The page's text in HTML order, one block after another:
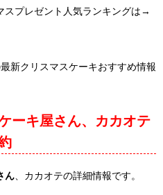
スプレゼント人気ランキングは→
新クリスマスケーキおすすめ情報
ーキ屋さん、カカオテ
ん 、カカオテの詳細情報です。